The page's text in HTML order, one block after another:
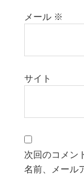
メール ※
サイト
次回のコメン
名前、メール